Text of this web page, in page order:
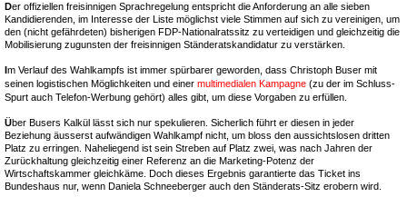
Der offiziellen freisinnigen Sprachregelung entspricht die Anforderung an alle sieben
Kandidierenden, im Interesse der Liste möglichst viele Stimmen auf sich zu vereinigen, um
den (nicht gefährdeten) bisherigen FDP-Nationalratssitz zu verteidigen und gleichzeitig die
Mobilisierung zugunsten der freisinnigen Ständeratskandidatur zu verstärken.
Im Verlauf des Wahlkampfs ist immer spürbarer geworden, dass Christoph Buser mit
seinen logistischen Möglichkeiten und einer multimedialen Kampagne (zu der im Schluss-
Spurt auch Telefon-Werbung gehört) alles gibt, um diese Vorgaben zu erfüllen.
Über Busers Kalkül lässt sich nur spekulieren. Sicherlich führt er diesen in jeder
Beziehung äusserst aufwändigen Wahlkampf nicht, um bloss den aussichtslosen dritten
Platz zu erringen. Naheliegend ist sein Streben auf Platz zwei, was nach Jahren der
Zurückhaltung gleichzeitig einer Referenz an die Marketing-Potenz der
Wirtschaftskammer gleichkäme. Doch dieses Ergebnis garantierte das Ticket ins
Bundeshaus nur, wenn Daniela Schneeberger auch den Ständerats-Sitz erobern wird.